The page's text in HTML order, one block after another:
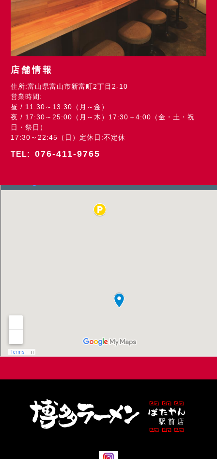
店舗情報
住所:富山県富山市新富町2丁目2-10
営業時間:
昼 / 11:30～13:30（月～金）
夜 / 17:30～25:00（月～木）17:30～4:00（金・土・祝
日・祭日）
17:30～22:45（日）定休日:不定休
TEL: 076-411-9765